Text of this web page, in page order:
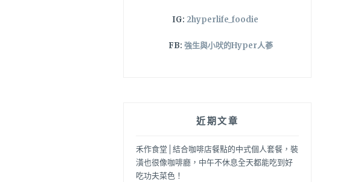
IG: 2hyperlife_foodie
FB: 強生與小吠的Hyper人蔘
近期文章
禾作食堂│結合咖啡店餐點的中式個人套餐，裝
潢也很像咖啡廳，中午不休息全天都能吃到好
吃功夫菜色！